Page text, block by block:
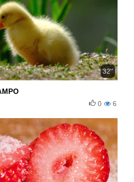
32''
6
0